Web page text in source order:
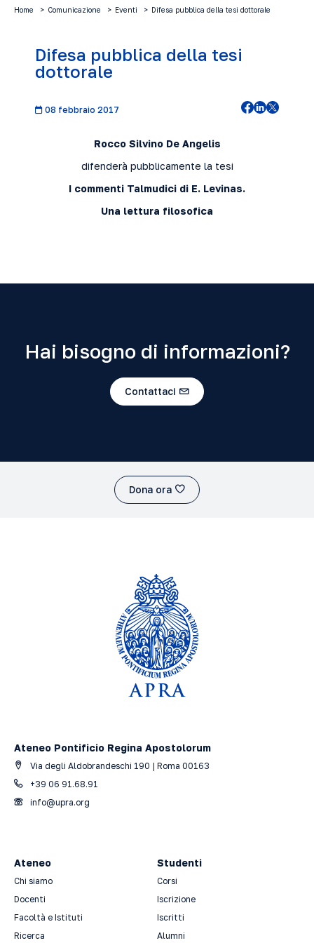
Home Comunicazione Eventi Difesa pubblica della tesi dottorale
Difesa pubblica della tesi
dottorale
08 febbraio 2017
Rocco Silvino De Angelis
difenderà pubblicamente la tesi
I commenti Talmudici di E. Levinas.
Una lettura filosofica
Hai bisogno di informazioni?
Contattaci
Dona ora
Ateneo Pontificio Regina Apostolorum
Via degli Aldobrandeschi 190 | Roma 00163
+39 06 91.68.91
info@upra.org
Ateneo
Chi siamo
Docenti
Facoltà e Istituti
Ricerca
Studenti
Corsi
Iscrizione
Iscritti
Alumni